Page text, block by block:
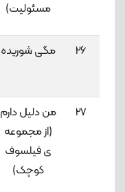
مسئولیت)
26 مگی شوریده
27
من دلیل دارم
(از مجموعه
ی فیلسوف
کوچک)